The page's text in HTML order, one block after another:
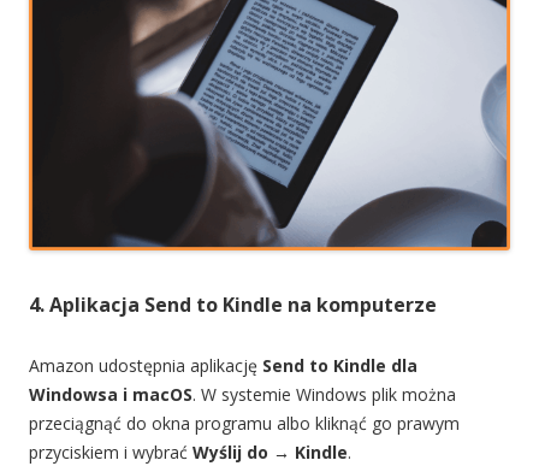
4. Aplikacja Send to Kindle na komputerze
Amazon udostępnia aplikację Send to Kindle dla
Windowsa i macOS. W systemie Windows plik można
przeciągnąć do okna programu albo kliknąć go prawym
przyciskiem i wybrać Wyślij do → Kindle.